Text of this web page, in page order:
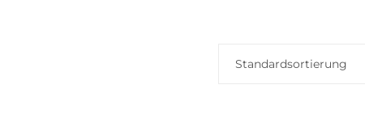
Standardsortierung